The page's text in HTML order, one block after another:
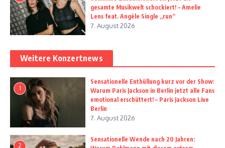
gesamte Musikwelt schockiert! – Amelie
Lens feat. Angèle Single „run“
7. August 2026
Weitere Konzertnews
1
Sensationelle Enthüllung kurz vor der Show:
Warum Paris Jackson in Berlin jetzt alle Fans
emotional erschüttert! – Paris Jackson Live
Berlin
7. August 2026
2
Sensationelle Wende nach 20 Jahren: